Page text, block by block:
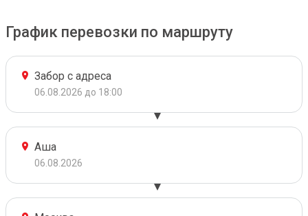
График перевозки по маршруту
Забор с адреса
06.08.2026 до 18:00
Аша
06.08.2026